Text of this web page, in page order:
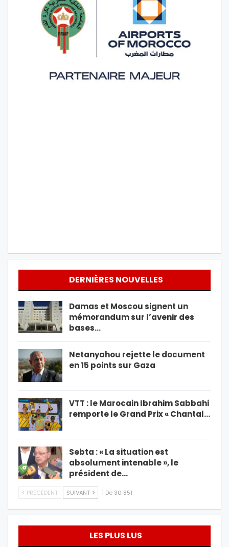
DERNIÈRES NOUVELLES
Damas et Moscou signent un
mémorandum sur l’avenir des
bases…
Netanyahou rejette le document
en 15 points sur Gaza
VTT : le Marocain Ibrahim Sabbahi
remporte le Grand Prix « Chantal…
Sebta : « La situation est
absolument intenable », le
président de…
PRÉCÉDENT SUIVANT 1 De 30 851
LES PLUS LUS